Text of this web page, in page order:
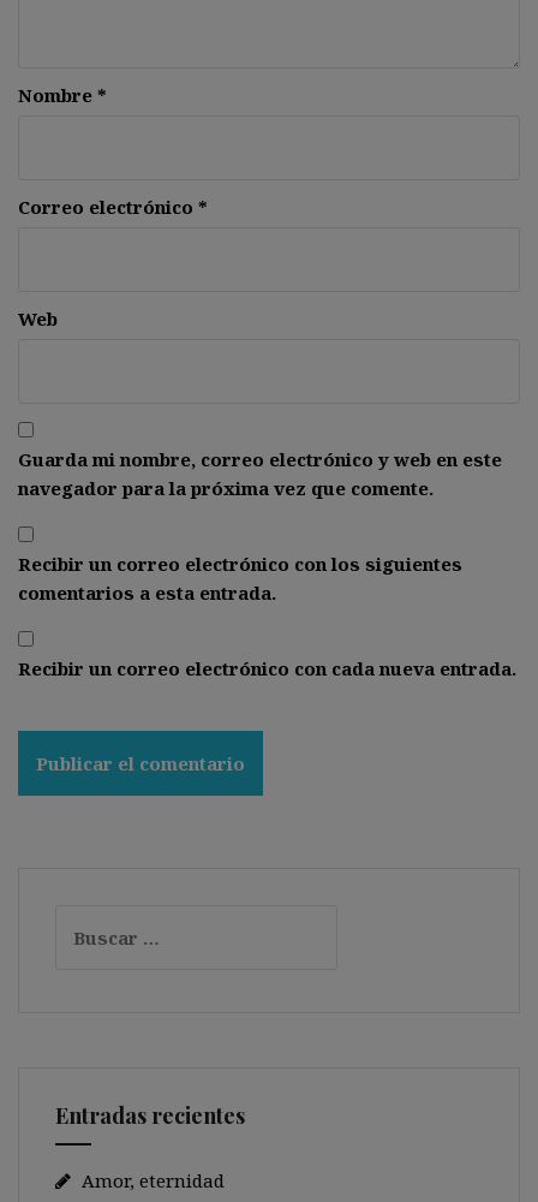
Nombre *
Correo electrónico *
Web
Guarda mi nombre, correo electrónico y web en este
navegador para la próxima vez que comente.
Recibir un correo electrónico con los siguientes
comentarios a esta entrada.
Recibir un correo electrónico con cada nueva entrada.
Entradas recientes
Amor, eternidad